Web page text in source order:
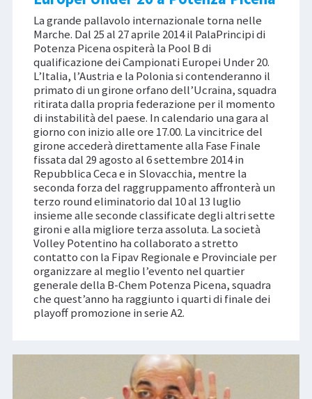
La grande pallavolo internazionale torna nelle
Marche. Dal 25 al 27 aprile 2014 il PalaPrincipi di
Potenza Picena ospiterà la Pool B di
qualificazione dei Campionati Europei Under 20.
L’Italia, l’Austria e la Polonia si contenderanno il
primato di un girone orfano dell’Ucraina, squadra
ritirata dalla propria federazione per il momento
di instabilità del paese. In calendario una gara al
giorno con inizio alle ore 17.00. La vincitrice del
girone accederà direttamente alla Fase Finale
fissata dal 29 agosto al 6 settembre 2014 in
Repubblica Ceca e in Slovacchia, mentre la
seconda forza del raggruppamento affronterà un
terzo round eliminatorio dal 10 al 13 luglio
insieme alle seconde classificate degli altri sette
gironi e alla migliore terza assoluta. La società
Volley Potentino ha collaborato a stretto
contatto con la Fipav Regionale e Provinciale per
organizzare al meglio l’evento nel quartier
generale della B-Chem Potenza Picena, squadra
che quest’anno ha raggiunto i quarti di finale dei
playoff promozione in serie A2.